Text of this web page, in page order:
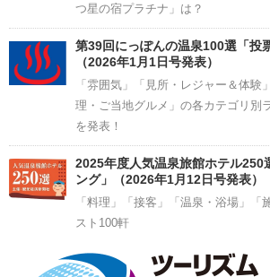
つ星の宿プラチナ」は？
第39回にっぽんの温泉100選「投
（2026年1月1日号発表）
「雰囲気」「見所・レジャー＆体験
理・ご当地グルメ」の各カテゴリ別
を発表！
2025年度人気温泉旅館ホテル250
ング」（2026年1月12日号発表）
「料理」「接客」「温泉・浴場」「
スト100軒